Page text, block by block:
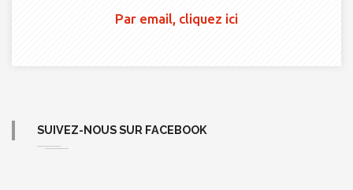
Par email, cliquez ici
SUIVEZ-NOUS SUR FACEBOOK